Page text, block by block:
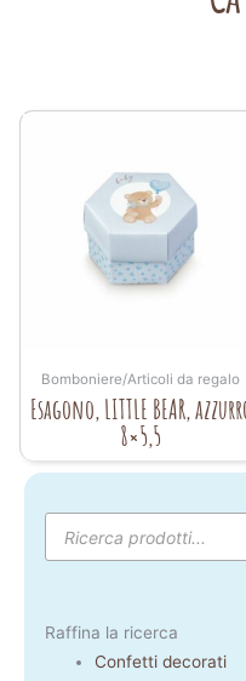
Bomboniere/Articoli da regalo
Esagono, LITTLE BEAR,
8×5,5
Products
search
Raffina la ricerca
Confetti decorati